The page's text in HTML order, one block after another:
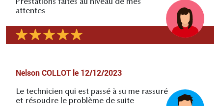
Prestations faites au niveau de mes
attentes
Nelson COLLOT le 12/12/2023
Le technicien qui est passé à su me rassuré
et résoudre le problème de suite